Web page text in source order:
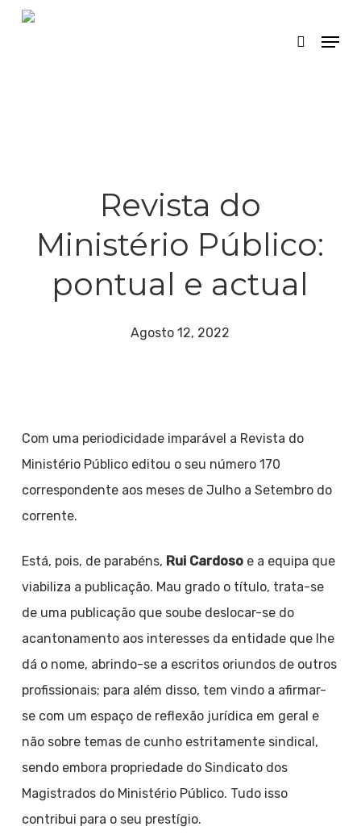
Skip
search
Menu
Revista do
Ministério Público:
pontual e actual
Agosto 12, 2022
Com uma periodicidade imparável a Revista do
Ministério Público editou o seu número 170
correspondente aos meses de Julho a Setembro do
corrente.
Está, pois, de parabéns, Rui Cardosoe a equipa que
viabiliza a publicação. Mau grado o título, trata-se
de uma publicação que soube deslocar-se do
acantonamento aos interesses da entidade que lhe
dá o nome, abrindo-se a escritos oriundos de outros
profissionais; para além disso, tem vindo a afirmar-
se com um espaço de reflexão jurídica em geral e
não sobre temas de cunho estritamente sindical,
sendo embora propriedade do Sindicato dos
Magistrados do Ministério Público. Tudo isso
contribui para o seu prestígio.